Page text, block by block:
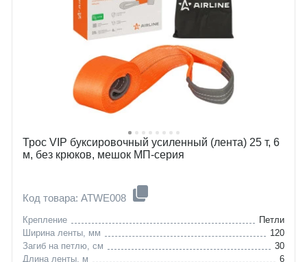
Трос VIP буксировочный усиленный (лента) 25 т, 6
м, без крюков, мешок МП-серия
Код товара: ATWE008
Крепление
Петли
Ширина ленты, мм
120
Загиб на петлю, см
30
Длина ленты, м
6